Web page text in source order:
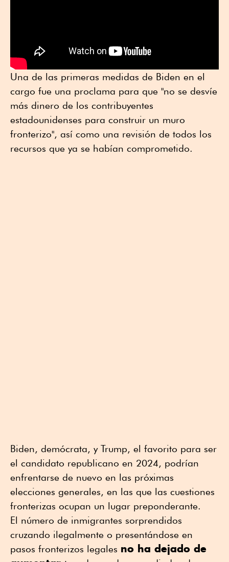
Una de las primeras medidas de Biden en el
cargo fue una proclama para que "no se desvíe
más dinero de los contribuyentes
estadounidenses para construir un muro
fronterizo", así como una revisión de todos los
recursos que ya se habían comprometido.
Biden, demócrata, y Trump, el favorito para ser
el candidato republicano en 2024, podrían
enfrentarse de nuevo en las próximas
elecciones generales, en las que las cuestiones
fronterizas ocupan un lugar preponderante.
El número de inmigrantes sorprendidos
cruzando ilegalmente o presentándose en
pasos fronterizos legales no ha dejado de